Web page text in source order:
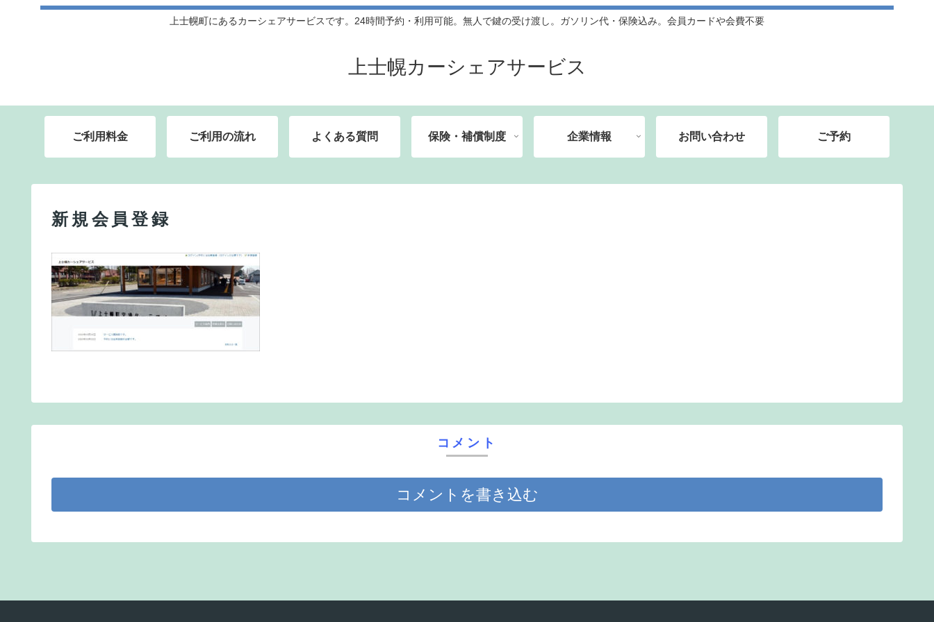
上士幌町にあるカーシェアサービスです。24時間予約・利用可能。無人で鍵の受け渡し。ガソリン代・保険込み。会員カードや会費不要
上士幌カーシェアサービス
ご利用料金 ご利用の流れ よくある質問 保険・補償制度 企業情報 お問い合わせ ご予約
新規会員登録
コメント
コメントを書き込む